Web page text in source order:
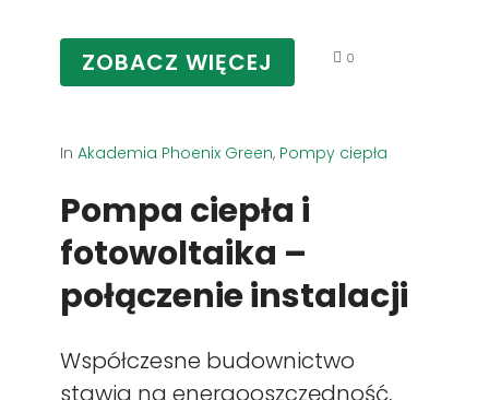
ZOBACZ WIĘCEJ 0
In Akademia Phoenix Green, Pompy ciepła
Pompa ciepła i
fotowoltaika –
połączenie instalacji
Współczesne budownictwo
stawia na energooszczędność,